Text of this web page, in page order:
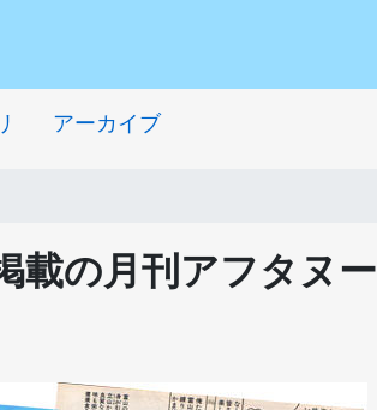
アーカイブ
載の月刊アフタヌ